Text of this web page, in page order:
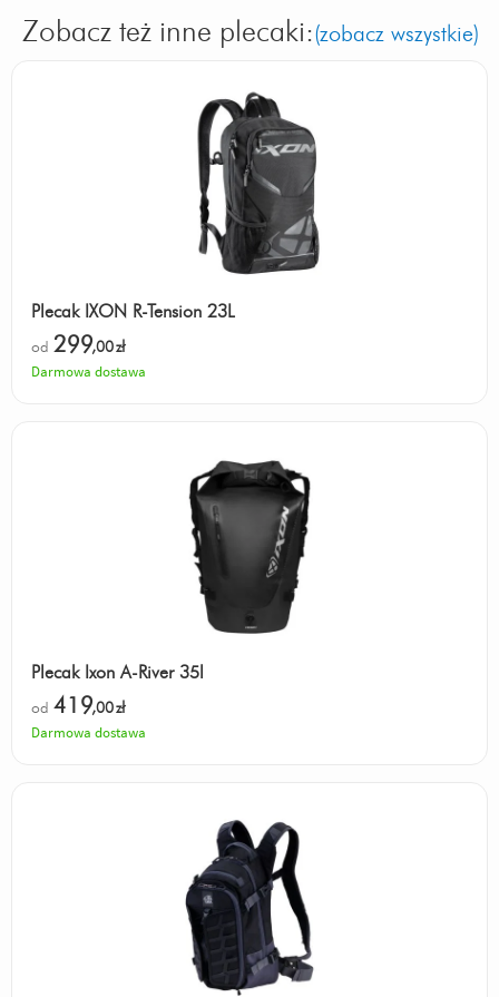
Zobacz też inne plecaki:(zobacz wszystkie)
Plecak IXON R-Tension 23L
od 299,00zł
Darmowa dostawa
Plecak Ixon A-River 35l
od 419,00zł
Darmowa dostawa